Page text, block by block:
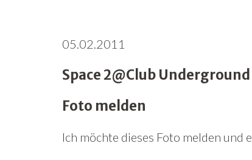
05.02.2011
Space 2@Club
Foto melden
Ich möchte dieses Foto melden und